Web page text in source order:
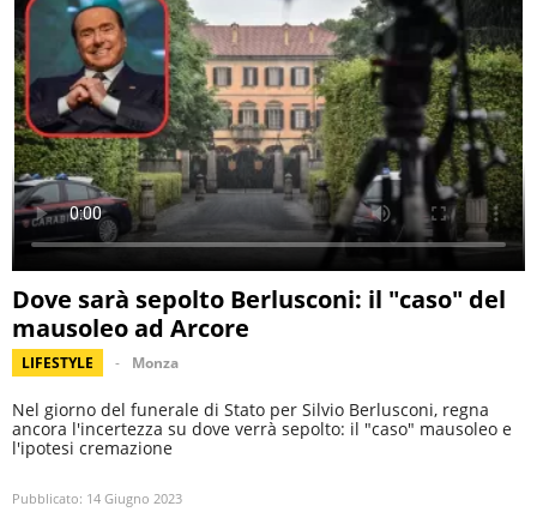
Dove sarà sepolto Berlusconi: il "caso" del
mausoleo ad Arcore
LIFESTYLE Monza
Nel giorno del funerale di Stato per Silvio Berlusconi, regna
ancora l'incertezza su dove verrà sepolto: il "caso" mausoleo e
l'ipotesi cremazione
Pubblicato: 14 Giugno 2023